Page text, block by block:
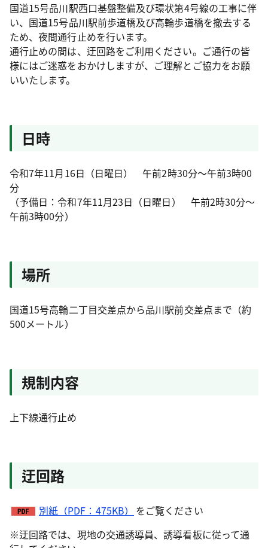
国道15号品川駅西口基盤整備及び環状第4号線の工事に伴
い、国道15号品川駅前歩道橋及び高輪歩道橋を撤去する
ため、夜間通行止めを行います。
通行止めの間は、迂回路をご利用ください。ご通行の皆
様にはご迷惑をおかけしますが、ご理解とご協力をお願
いいたします。
日時
令和7年11月16日（日曜日） 午前2時30分～午前3時00
分
（予備日：令和7年11月23日（日曜日） 午前2時30分～
午前3時00分）
場所
国道15号高輪二丁目交差点から品川駅前交差点まで（約
500メートル）
規制内容
上下線通行止め
迂回路
別紙（PDF：475KB）
をご覧ください
※迂回路では、現地の交通誘導員、誘導看板に従って通